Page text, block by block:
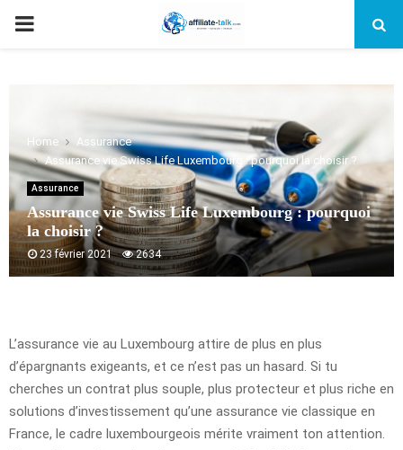
PRIMARY
Home
Assurance
Assurance vie Swiss Life Luxembourg : pourquoi la choisir ?
Assurance
Assurance vie Swiss Life Luxembourg : pourquoi
la choisir ?
23 février 2021 2634
L’assurance vie au Luxembourg attire de plus en plus
d’épargnants exigeants, et ce n’est pas un hasard. Si tu
cherches un contrat plus souple, plus protecteur et plus riche en
solutions d’investissement qu’une assurance vie classique en
France, le cadre luxembourgeois mérite vraiment ton attention.